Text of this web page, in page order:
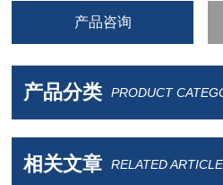
产品咨询
产品分类 PRODUCT
相关文章 RELATED